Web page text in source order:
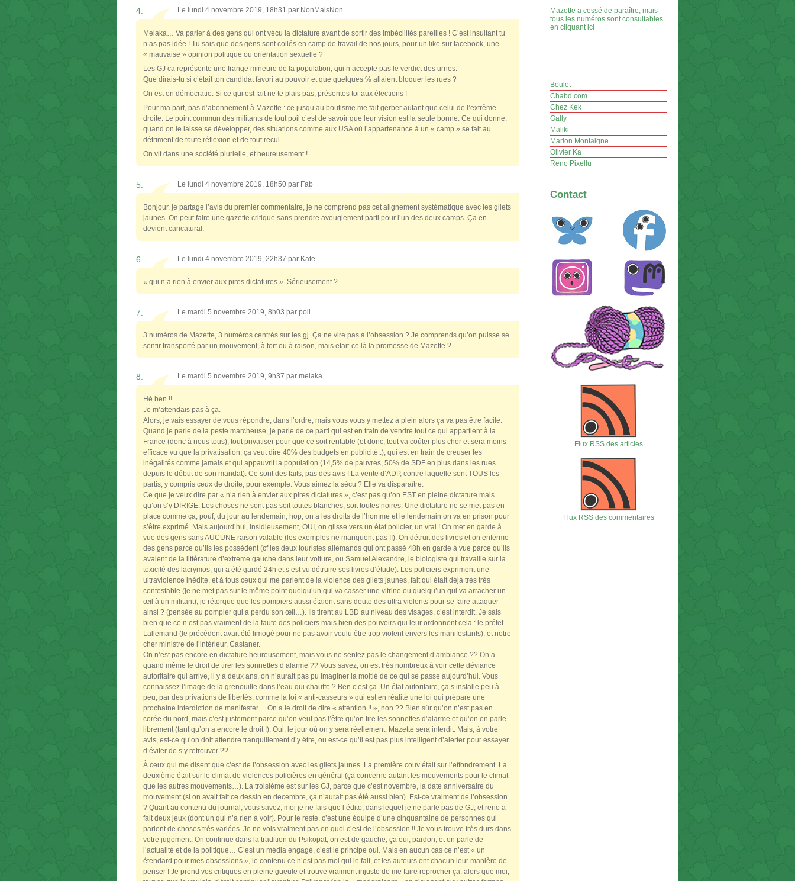
4. Le lundi 4 novembre 2019, 18h31 par NonMaisNon
Melaka… Va parler à des gens qui ont vécu la dictature avant de sortir des imbécilités pareilles ! C’est insultant tu
n’as pas idée ! Tu sais que des gens sont collés en camp de travail de nos jours, pour un like sur facebook, une
« mauvaise » opinion politique ou orientation sexuelle ?
Les GJ ca représente une frange mineure de la population, qui n’accepte pas le verdict des urnes.
Que dirais-tu si c’était ton candidat favori au pouvoir et que quelques % allaient bloquer les rues ?
On est en démocratie. Si ce qui est fait ne te plais pas, présentes toi aux élections !
Pour ma part, pas d’abonnement à Mazette : ce jusqu’au boutisme me fait gerber autant que celui de l’extrême
droite. Le point commun des militants de tout poil c’est de savoir que leur vision est la seule bonne. Ce qui donne,
quand on le laisse se développer, des situations comme aux USA où l’appartenance à un « camp » se fait au
détriment de toute réflexion et de tout recul.
On vit dans une société plurielle, et heureusement !
5. Le lundi 4 novembre 2019, 18h50 par Fab
Bonjour, je partage l’avis du premier commentaire, je ne comprend pas cet alignement systématique avec les gilets
jaunes. On peut faire une gazette critique sans prendre aveuglement parti pour l’un des deux camps. Ça en
devient caricatural.
6. Le lundi 4 novembre 2019, 22h37 par Kate
« qui n’a rien à envier aux pires dictatures ». Sérieusement ?
7. Le mardi 5 novembre 2019, 8h03 par poil
3 numéros de Mazette, 3 numéros centrés sur les gj. Ça ne vire pas à l’obsession ? Je comprends qu’on puisse se
sentir transporté par un mouvement, à tort ou à raison, mais etait-ce là la promesse de Mazette ?
8. Le mardi 5 novembre 2019, 9h37 par melaka
Hé ben !!
Je m’attendais pas à ça.
Alors, je vais essayer de vous répondre, dans l’ordre, mais vous vous y mettez à plein alors ça va pas être facile.
Quand je parle de la peste marcheuse, je parle de ce parti qui est en train de vendre tout ce qui appartient à la
France (donc à nous tous), tout privatiser pour que ce soit rentable (et donc, tout va coûter plus cher et sera moins
efficace vu que la privatisation, ça veut dire 40% des budgets en publicité..), qui est en train de creuser les
inégalités comme jamais et qui appauvrit la population (14,5% de pauvres, 50% de SDF en plus dans les rues
depuis le début de son mandat). Ce sont des faits, pas des avis ! La vente d’ADP, contre laquelle sont TOUS les
partis, y compris ceux de droite, pour exemple. Vous aimez la sécu ? Elle va disparaître.
Ce que je veux dire par « n’a rien à envier aux pires dictatures », c’est pas qu’on EST en pleine dictature mais
qu’on s’y DIRIGE. Les choses ne sont pas soit toutes blanches, soit toutes noires. Une dictature ne se met pas en
place comme ça, pouf, du jour au lendemain, hop, on a les droits de l’homme et le lendemain on va en prison pour
s’être exprimé. Mais aujourd’hui, insidieusement, OUI, on glisse vers un état policier, un vrai ! On met en garde à
vue des gens sans AUCUNE raison valable (les exemples ne manquent pas !!). On détruit des livres et on enferme
des gens parce qu’ils les possèdent (cf les deux touristes allemands qui ont passé 48h en garde à vue parce qu’ils
avaient de la littérature d’extreme gauche dans leur voiture, ou Samuel Alexandre, le biologiste qui travaille sur la
toxicité des lacrymos, qui a été gardé 24h et s’est vu détruire ses livres d’étude). Les policiers expriment une
ultraviolence inédite, et à tous ceux qui me parlent de la violence des gilets jaunes, fait qui était déjà très très
contestable (je ne met pas sur le même point quelqu’un qui va casser une vitrine ou quelqu’un qui va arracher un
œil à un militant), je rétorque que les pompiers aussi étaient sans doute des ultra violents pour se faire attaquer
ainsi ? (pensée au pompier qui a perdu son œil…). Ils tirent au LBD au niveau des visages, c’est interdit. Je sais
bien que ce n’est pas vraiment de la faute des policiers mais bien des pouvoirs qui leur ordonnent cela : le préfet
Lallemand (le précédent avait été limogé pour ne pas avoir voulu être trop violent envers les manifestants), et notre
cher ministre de l’intérieur, Castaner.
On n’est pas encore en dictature heureusement, mais vous ne sentez pas le changement d’ambiance ?? On a
quand même le droit de tirer les sonnettes d’alarme ?? Vous savez, on est très nombreux à voir cette déviance
autoritaire qui arrive, il y a deux ans, on n’aurait pas pu imaginer la moitié de ce qui se passe aujourd’hui. Vous
connaissez l’image de la grenouille dans l’eau qui chauffe ? Ben c’est ça. Un état autoritaire, ça s’installe peu à
peu, par des privations de libertés, comme la loi « anti-casseurs » qui est en réalité une loi qui prépare une
prochaine interdiction de manifester… On a le droit de dire « attention !! », non ?? Bien sûr qu’on n’est pas en
corée du nord, mais c’est justement parce qu’on veut pas l’être qu’on tire les sonnettes d’alarme et qu’on en parle
librement (tant qu’on a encore le droit !). Oui, le jour où on y sera réellement, Mazette sera interdit. Mais, à votre
avis, est-ce qu’on doit attendre tranquillement d’y être, ou est-ce qu’il est pas plus intelligent d’alerter pour essayer
d’éviter de s’y retrouver ??
À ceux qui me disent que c’est de l’obsession avec les gilets jaunes. La première couv était sur l’effondrement. La
deuxième était sur le climat de violences policières en général (ça concerne autant les mouvements pour le climat
que les autres mouvements…). La troisième est sur les GJ, parce que c’est novembre, la date anniversaire du
mouvement (si on avait fait ce dessin en decembre, ça n’aurait pas été aussi bien). Est-ce vraiment de l’obsession
? Quant au contenu du journal, vous savez, moi je ne fais que l’édito, dans lequel je ne parle pas de GJ, et reno a
fait deux jeux (dont un qui n’a rien à voir). Pour le reste, c’est une équipe d’une cinquantaine de personnes qui
parlent de choses très variées. Je ne vois vraiment pas en quoi c’est de l’obsession !! Je vous trouve très durs dans
votre jugement. On continue dans la tradition du Psikopat, on est de gauche, ça oui, pardon, et on parle de
l’actualité et de la politique… C’est un média engagé, c’est le principe oui. Mais en aucun cas ce n’est « un
étendard pour mes obsessions », le contenu ce n’est pas moi qui le fait, et les auteurs ont chacun leur manière de
penser ! Je prend vos critiques en pleine gueule et trouve vraiment injuste de me faire reprocher ça, alors que moi,
Mazette a cessé de paraître, mais
tous les numéros sont consultables
en cliquant ici
Boulet
Chabd.com
Chez Kek
Gally
Maliki
Marion Montaigne
Olivier Ka
Reno Pixellu
Contact
Flux RSS des articles
Flux RSS des commentaires